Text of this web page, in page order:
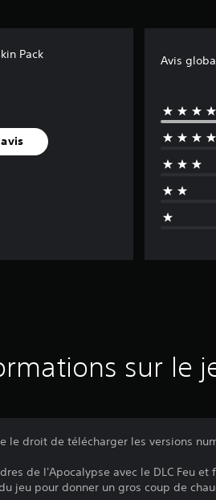
Pack Avis
sur le
le droit de télécharger les versions
de l'Apocalypse avec le DLC Feu
jeu pour donner un gros coup de